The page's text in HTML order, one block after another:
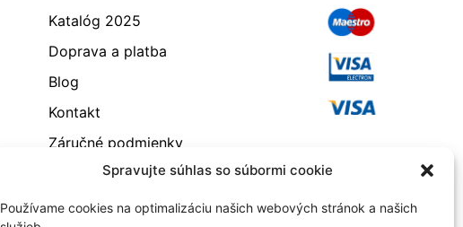
Spravujte súhlas so súbormi cookie
Používame cookies na optimalizáciu našich webových stránok a našich
Katalóg 2025
Doprava a platba
Blog
Kontakt
Záručné podmienky
Odstúpenie od zmluvy
Reklamácia a vrátenie